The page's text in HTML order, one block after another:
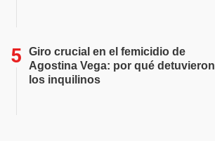
Giro crucial en el femicidio de
Agostina Vega: por qué
los inquilinos